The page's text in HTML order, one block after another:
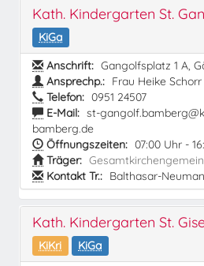
Kath. Kindergarten St.
KiGa
Anschrift: Gangolfsplatz 1 A,
Ansprechp.: Frau Heike Schorr
Telefon: 0951 24507
E-Mail: st-
bamberg.de
Öffnungszeiten: 07:00 Uhr -
Träger:
Kontakt Tr.: Balthasar-
Kath. Kindergarten St.
KiKri
KiGa